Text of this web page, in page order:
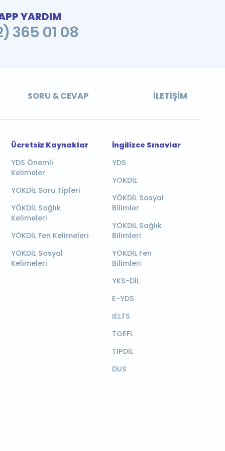
YARDIM
365 01 08
SORU & CEVAP İLETIŞIM
Ücretsiz Kaynaklar
YDS Önemli
Kelimeler
YÖKDİL Soru Tipleri
YÖKDİL Sağlık
Kelimeleri
YÖKDİL Fen Kelimeleri
YÖKDİL Sosyal
Kelimeleri
İngilizce Sınavlar
YDS
YÖKDİL
YÖKDİL Sosyal
Bilimler
YÖKDİL Sağlık
Bilimleri
YÖKDİL Fen
Bilimleri
YKS-DİL
E-YDS
IELTS
TOEFL
TIPDİL
DUS